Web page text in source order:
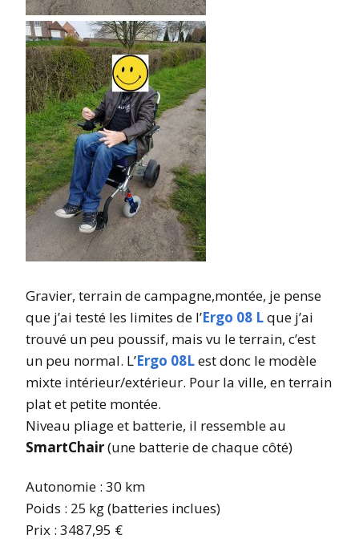
Gravier, terrain de campagne,montée, je pense
que j’ai testé les limites de l’Ergo 08 Lque j’ai
trouvé un peu poussif, mais vu le terrain, c’est
un peu normal. L’Ergo 08Lest donc le modèle
mixte intérieur/extérieur. Pour la ville, en terrain
plat et petite montée.
Niveau pliage et batterie, il ressemble au
SmartChair(une batterie de chaque côté)
Autonomie : 30 km
Poids : 25 kg (batteries inclues)
Prix : 3487,95 €